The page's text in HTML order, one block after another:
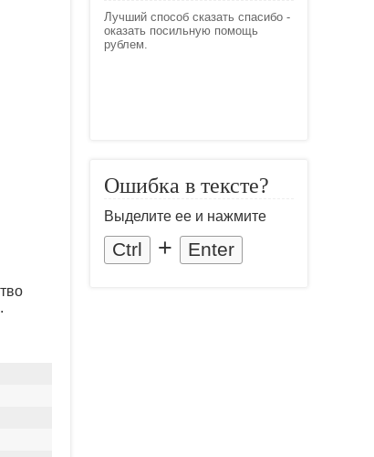
Лучший способ сказать спасибо -
оказать посильную помощь
рублем.
Ошибка в тексте?
Выделите ее и нажмите
Ctrl + Enter